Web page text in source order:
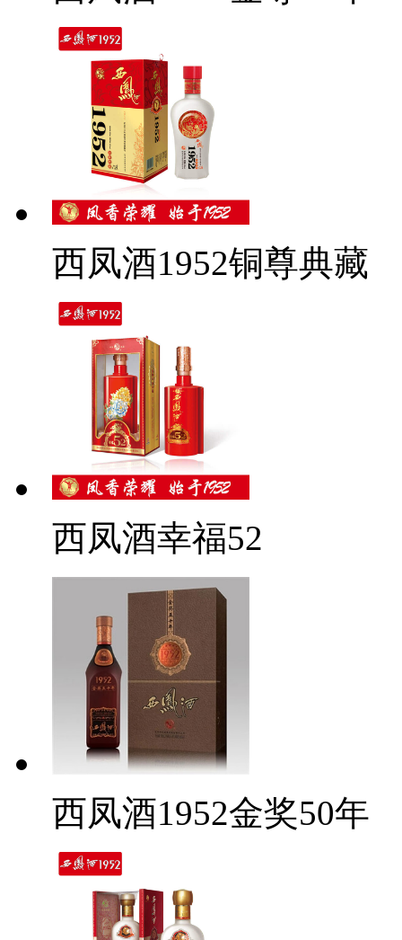
西凤酒1952铜尊典藏
西凤酒幸福52
西凤酒1952金奖50年